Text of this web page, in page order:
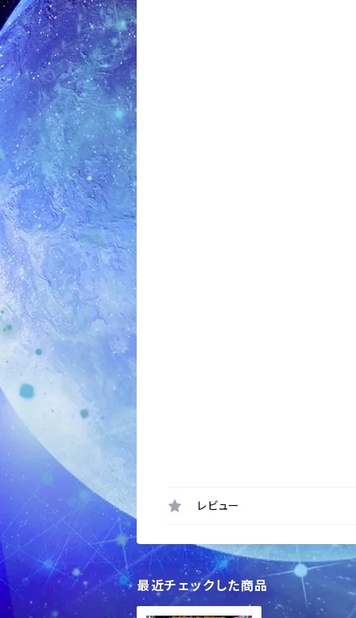
レビュー
最近チェックした商品